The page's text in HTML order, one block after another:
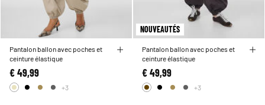
Pantalon ballon avec poches et
ceinture élastique
€ 49,99
+3
NOUVEAUTÉS
Pantalon ballon avec poches et
ceinture élastique
€ 49,99
+3